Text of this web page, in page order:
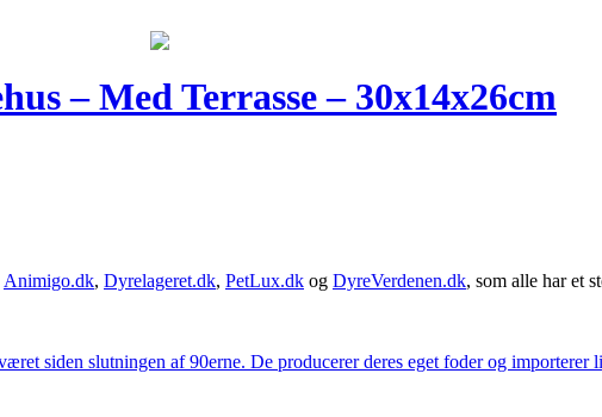
– Med Terrasse – 30x14x26cm
Animigo.dk, Dyrelageret.dk, PetLux.dk og DyreVerdenen.dk, som alle har et
siden slutningen af 90erne. De producerer deres eget foder og